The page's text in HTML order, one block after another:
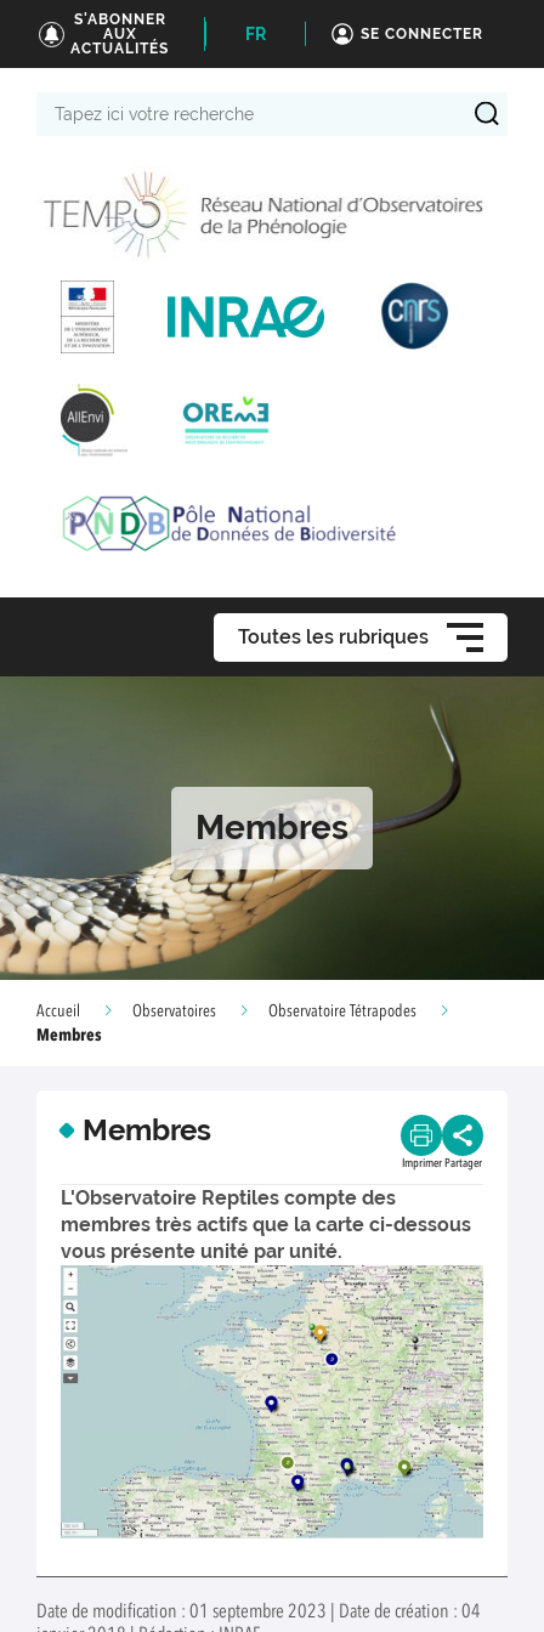
S'ABONNER
AUX
ACTUALITÉS
FR SE CONNECTER
Toutes les rubriques
Membres
Accueil Observatoires
Observatoire Tétrapodes
Membres
Membres
Imprimer Partager
L'Observatoire Reptiles compte des
membres très actifs que la carte ci-dessous
vous présente unité par unité.
Date de modification : 01 septembre 2023 | Date de création : 04